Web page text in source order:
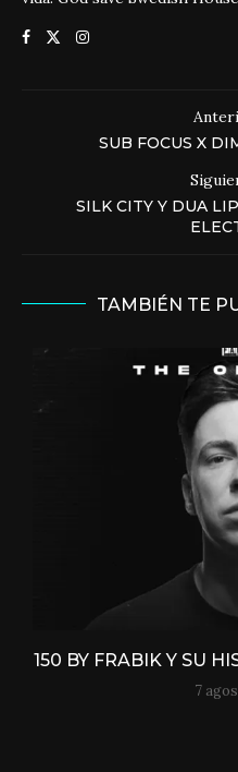
SUB FOCUS X
SILK CITY Y DUA
TAMBIÉN TE
150 BY FRABIK Y SU
7